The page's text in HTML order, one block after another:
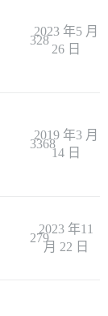
328
2023 年5 月
26 日
3368
2019 年3 月
14 日
279
2023 年11
月 22 日